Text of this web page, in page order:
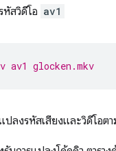
สวิดีโอ av1
glocken.mkv
ปลงรหัสเสียงและวิดีโอต